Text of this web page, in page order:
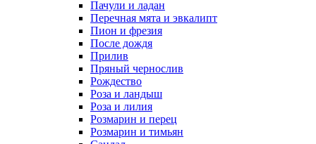
Пачули и ладан
Перечная мята и эвкалипт
Пион и фрезия
После дождя
Прилив
Пряный чернослив
Рождество
Роза и ландыш
Роза и лилия
Розмарин и перец
Розмарин и тимьян